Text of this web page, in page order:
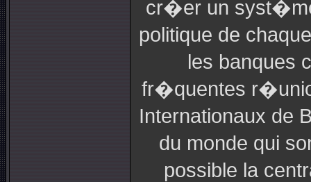
cr�er un
politique de
les banques
fr�quentes
Internationaux
du monde qui
possible la